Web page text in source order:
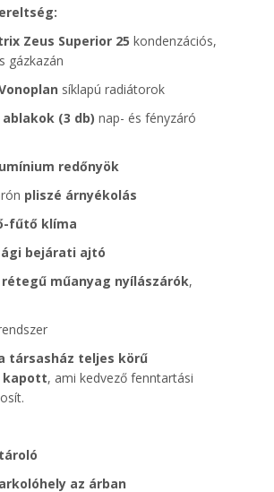
Zeus Superior 25 kondenzációs,
gázkazán
síklapú radiátorok
(3 db) nap- és fényzáró
redőnyök
pliszé árnyékolás
fűtő klíma
bejárati ajtó
műanyag nyílászárók,
társasház teljes körű
kapott, ami kedvező fenntartási
az árban